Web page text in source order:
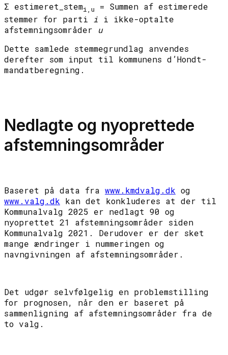
Σ estimeret_stemi,u
= Summen af estimerede
stemmer for parti i i ikke-optalte
afstemningsområder u
Dette samlede stemmegrundlag anvendes
derefter som input til kommunens d’Hondt-
mandatberegning.
Nedlagte og nyoprettede
afstemningsområder
Baseret på data fra www.kmdvalg.dk og
www.valg.dk kan det konkluderes at der til
Kommunalvalg 2025 er nedlagt 90 og
nyoprettet 21 afstemningsområder siden
Kommunalvalg 2021. Derudover er der sket
mange ændringer i nummeringen og
navngivningen af afstemningsområder.
Det udgør selvfølgelig en problemstilling
for prognosen, når den er baseret på
sammenligning af afstemningsområder fra de
to valg.